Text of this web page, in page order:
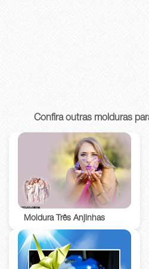
Confira outras molduras
Moldura Três Anjinhas